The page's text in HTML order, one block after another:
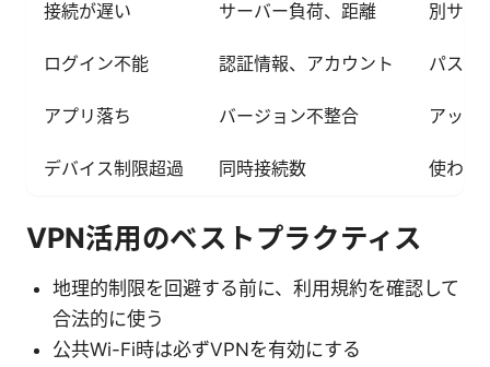
接続が遅い サーバー負荷、距離 別サー
ログイン不能 認証情報、アカウント パスワ
アプリ落ち バージョン不整合 アップ
デバイス制限超過 同時接続数 使わな
VPN活用のベストプラクティス
地理的制限を回避する前に、利用規約を確認して
合法的に使う
公共Wi-Fi時は必ずVPNを有効にする